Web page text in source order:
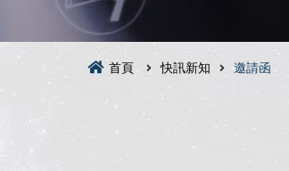
首頁 快訊新知 邀請函